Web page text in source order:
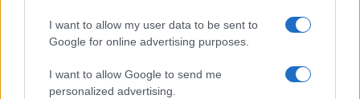
I want to allow my user data to be sent to
Google for online advertising purposes.
I want to allow Google to send me
personalized advertising.